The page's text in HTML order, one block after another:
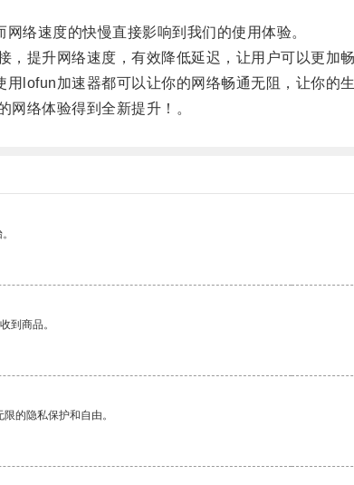
络速度的快慢直接影响到我们的使用体验。
提升网络速度，有效降低延迟，让用户可以更加畅
加速器都可以让你的网络畅通无阻，让你的生
络体验得到全新提升！。
到商品。
的隐私保护和自由。